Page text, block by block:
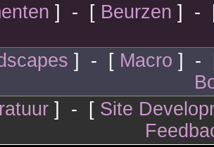
] - [ Beurzen ] -
] - [ Macro ] -
] - [ Site